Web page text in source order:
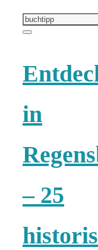
Suchen
nach:
Suchen
in
– 25